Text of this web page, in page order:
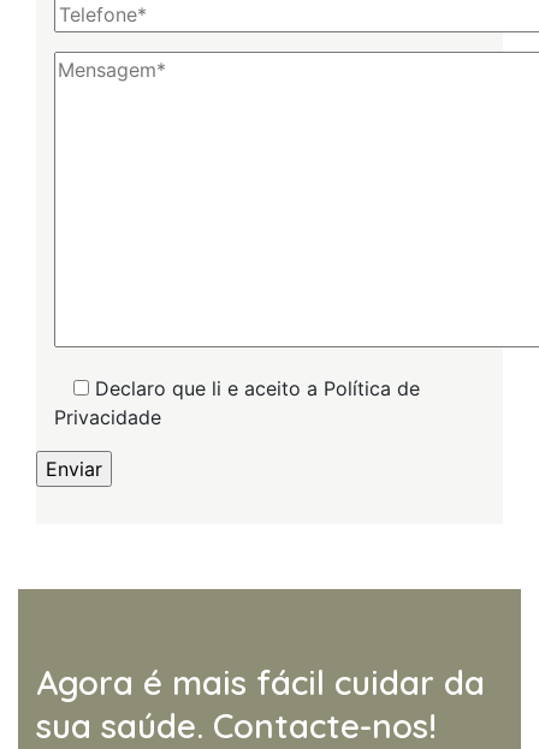
Declaro que li e aceito a Política de
Privacidade
Agora é mais fácil cuidar da
sua saúde. Contacte-nos!